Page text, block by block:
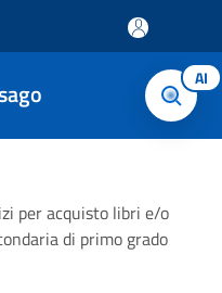
AI
per acquisto libri e/o
di primo grado